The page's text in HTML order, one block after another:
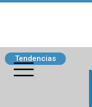
Tendencias